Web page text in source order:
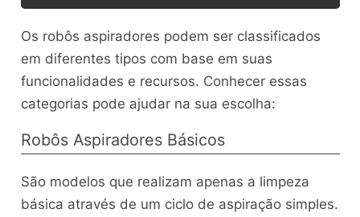
Os robôs aspiradores podem ser classificados
em diferentes tipos com base em suas
funcionalidades e recursos. Conhecer essas
categorias pode ajudar na sua escolha:
Robôs Aspiradores Básicos
São modelos que realizam apenas a limpeza
básica através de um ciclo de aspiração simples.